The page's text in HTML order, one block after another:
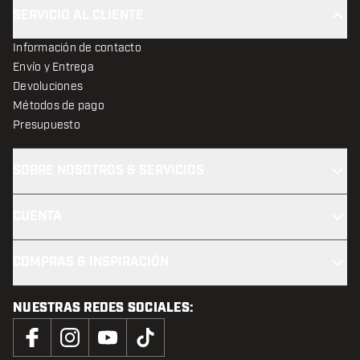
Información de contacto
Envío y Entrega
Devoluciones
Métodos de pago
Presupuesto
NUESTRAS REDES SOCIALES: